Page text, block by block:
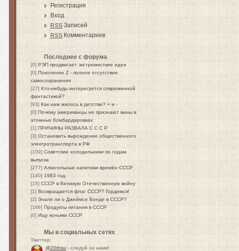
Регистрация
Вход
RSS Записей
RSS Комментариев
Последнее с форума
[0] РЭП продвигает экстремисткие идеи
[0] Поколение Z - полное отсутствие
самосохранения
[27] Кто-нибудь интересуется современной
фантастикой?
[93] Как нам жилось в детстве? + и -
[0] Почему американцы не признают вины в
атомных бомбардировках
[1] ПРИЧИНЫ РАЗВАЛА С С С Р
[3] Остановить вырождение общественного
электротранспорта в РФ
[109] Советские холодильники по годам
выпуска
[277] Алкогольные напитики времён СССР
[140]1983 год.
[15] СССР в Великую Отечественную войну
[1] Возвращается флаг СССР? Гордимся!
[2] Знали ли о Джеймсе Бонде в СССР?
[166] Продукты питания в СССР
[0] Ищу коньяки СССР
Мы в социальных сетях
Твиттер:
@20thsu - следуй за нами!